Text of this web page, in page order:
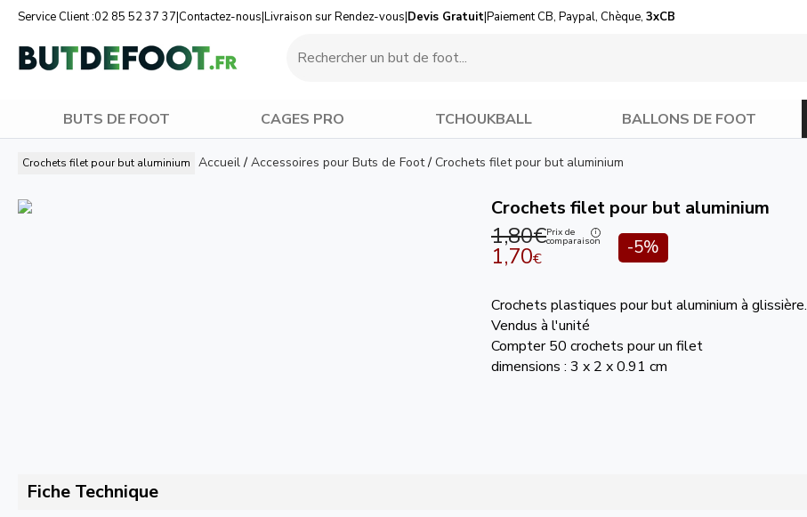
Service Client :02 85 52 37 37|Contactez-nous|Livraison sur Rendez-vous|Devis Gratuit|Paiement CB, Paypal, Chèque, 3xCB
BUTS DE FOOT CAGES PRO TCHOUKBALL BALLONS DE FOOT
Crochets filet pour but aluminium Accueil/ Accessoires pour Buts de Foot/ Crochets filet pour but aluminium
Crochets filet pour but aluminium
1,80€Prix de
comparaison
1,70€ -5%
Crochets plastiques pour but aluminium à glissière.
Vendus à l'unité
Compter 50 crochets pour un filet
dimensions : 3 x 2 x 0.91 cm
Fiche Technique